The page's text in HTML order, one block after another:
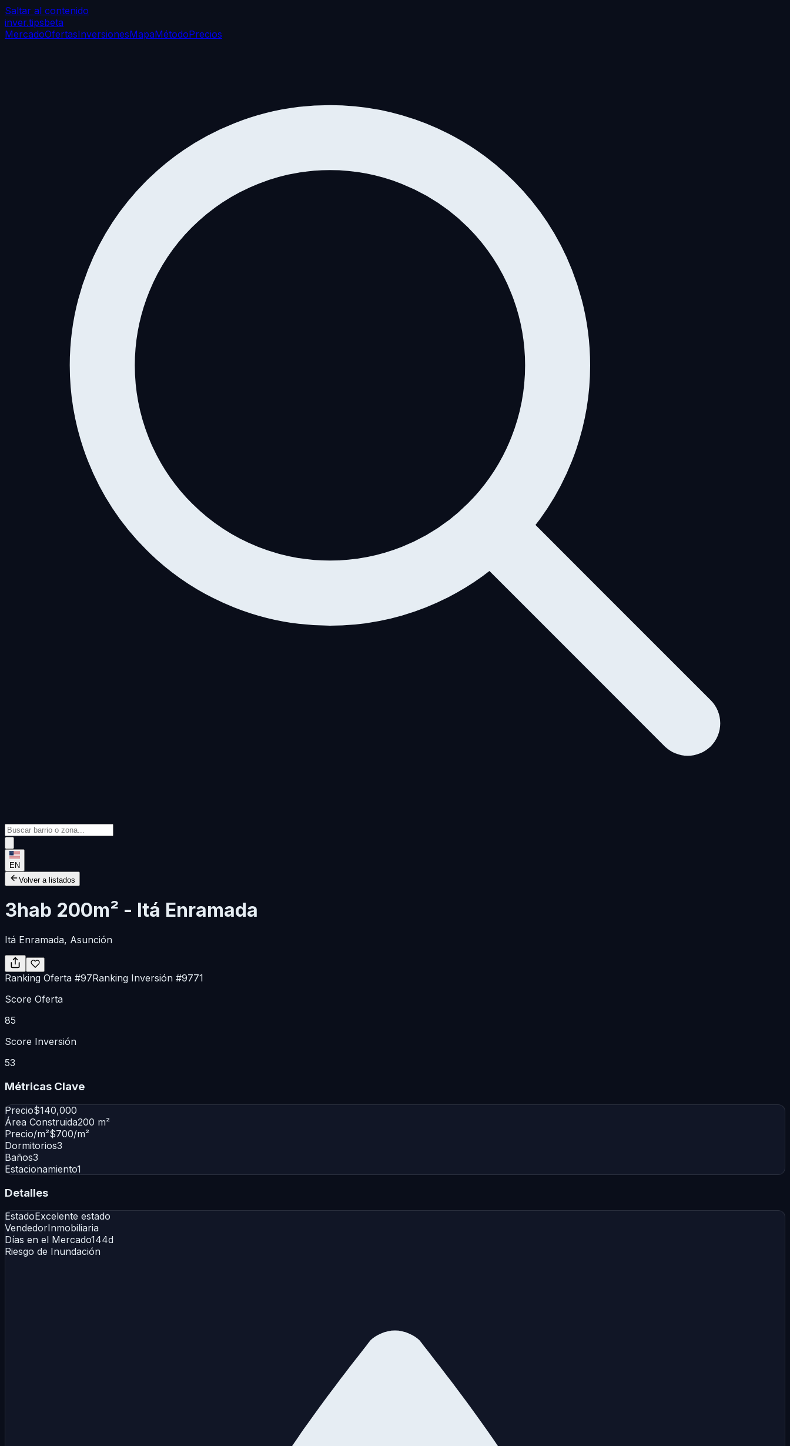
Saltar al contenido
inver.tipsbeta
MercadoOfertasInversionesMapaMétodoPrecios
EN
Volver a listados
3hab 200m² - Itá Enramada
Itá Enramada, Asunción
Ranking Oferta #97Ranking Inversión #9771
Score Oferta
85
Score Inversión
53
Métricas Clave
Precio$140,000
Área Construida200 m²
Precio/m²$700/m²
Dormitorios3
Baños3
Estacionamiento1
Detalles
EstadoExcelente estado
VendedorInmobiliaria
Días en el Mercado144d
Riesgo de Inundación